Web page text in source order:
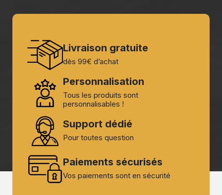
Livraison gratuite
dès 99€ d’achat
Personnalisation
Tous les produits sont
personnalisables !
Support dédié
Pour toutes question
Paiements sécurisés
Vos paiements sont en sécurité